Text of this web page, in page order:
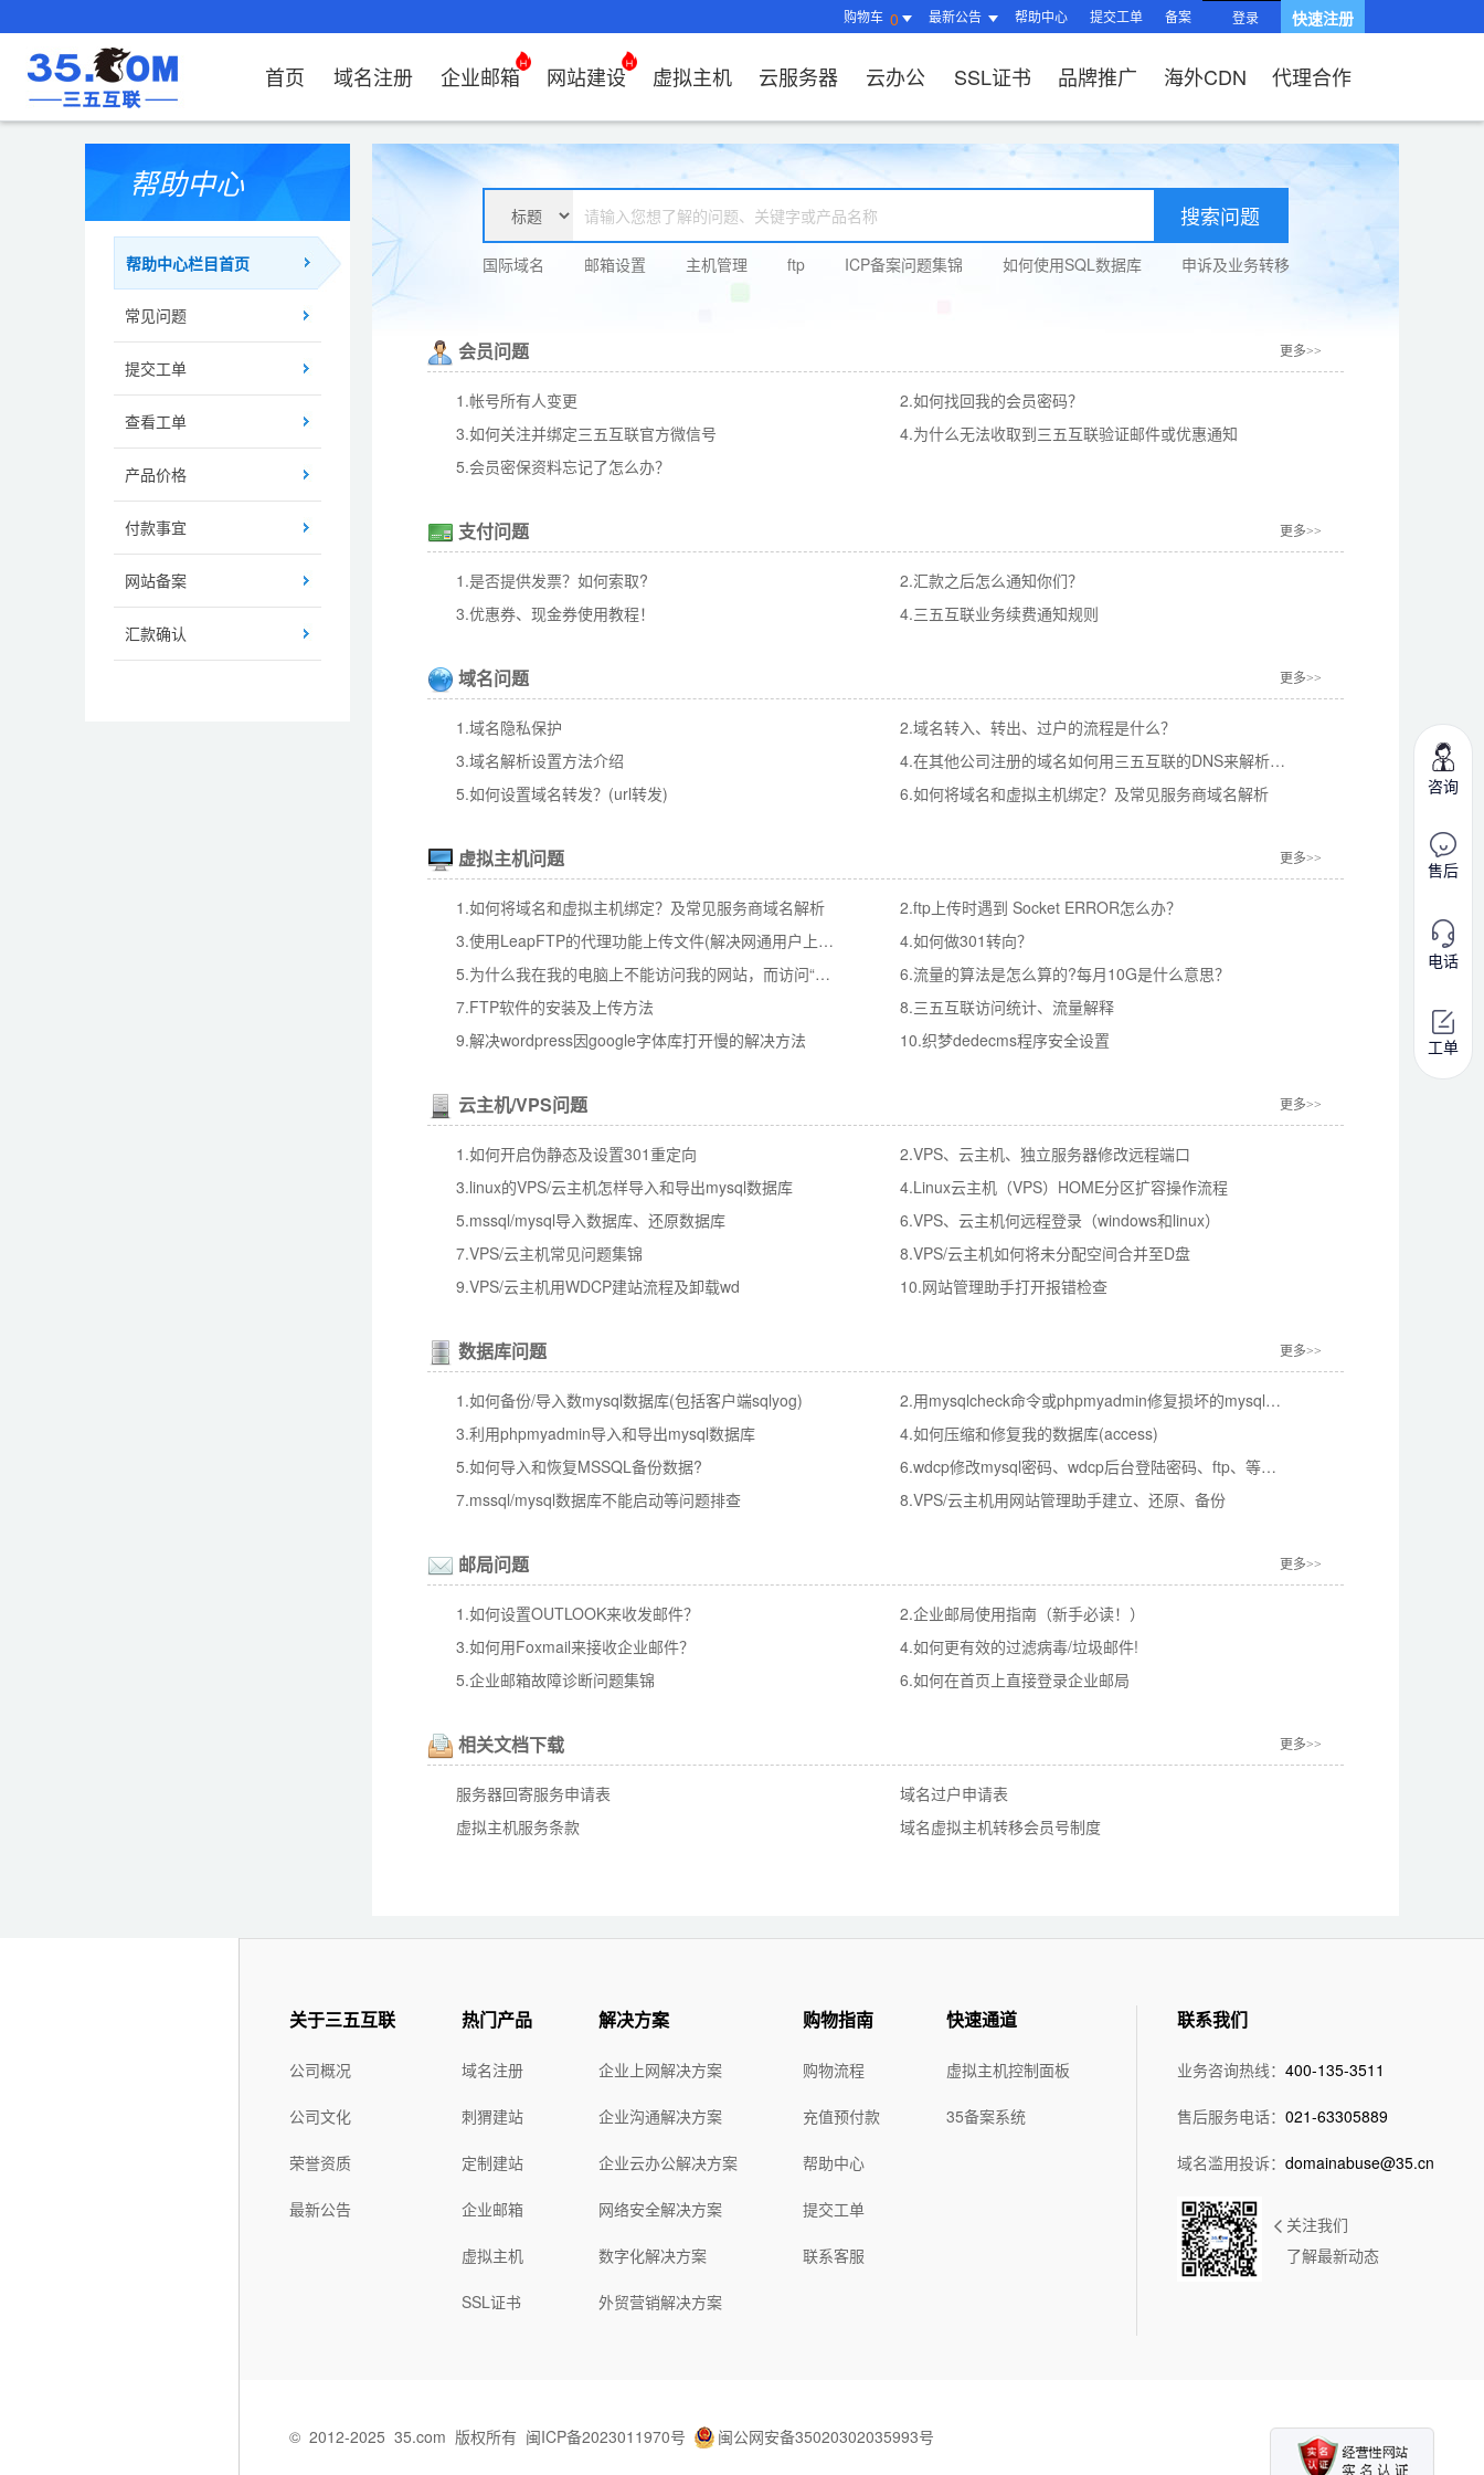
购物车0 最新公告 帮助中心 提交工单 备案 登录 快速注册
首页 域名注册
域名注册
域名价格总览
近期促销
Whois查询
DNS管理器
备案中心
域名转入
企业上网解决方案
域名常见问题
域名注册新手指南
如何购买域名（操作流程）？
域名到期了如何续费？
企业邮箱
企业邮箱
EDM邮件营销
企业云办公解决方案
企业沟通解决方案
企业数字化解决方案
企业邮箱首次登录
邮局解析及客户端设置使用指南
企业邮箱部署SSL证书
网站建设
刺猬响站
微信小程序
定制及品牌建站
谷易搜
SSL证书
海外加速
Google优化&推广
企业上网解决方案
网站建设常见问题
如何管理刺猬响站？
站点访问常见问题
如何设置页面布局与组件渲染
虚拟主机
经济型
全能型
独享型
外贸型
老型号
代理型
企业上网解决方案
虚拟主机常见问题
购买虚拟主机常见问题咨询
如何选择合适的虚拟主机?
虚拟主机购买流程
云服务器
基础版
标准版
高级版
企业上网解决方案
云服务器常见问题
IPV6转换服务
如何购买云服务器
如何选择合适的云服务器
云服务器购买常见问题
云办公
云OA
OKR
人脉云名片
企业上网解决方案
企业云办公解决方案
企业数字化解决方案
什么是OA？
OA有哪些功能？
35OA有什么优势？
SSL证书
SSL证书申请
国密证书申请
DigiCert
GeoTrust
证书选购
证书托管
网络安全解决方案
HTTP和HTTPS有什么
什么是SSL证书？
如何选择SSL证书品
牌？
品牌推广
谷易搜
Google优化&推广
出海社媒运营
外贸数字营销解决
方案
谷易搜产品功能与优势
谷易搜后台操作指南
海外CDN
海外加速
企业上网解决方案
外贸数字营销解决方案
什么是CDN？为什么要用CDN？
如何接入域名？
如何管理加速域名？
代理合作
帮助中心
帮助中心栏目首页
常见问题
提交工单
查看工单
产品价格
付款事宜
网站备案
汇款确认
搜索问题
国际域名 邮箱设置 主机管理 ftp ICP备案问题集锦 如何使用SQL数据库 申诉及业务转移
会员问题 更多>>
1.帐号所有人变更
2.如何找回我的会员密码？
3.如何关注并绑定三五互联官方微信号
4.为什么无法收取到三五互联验证邮件或优惠通知
5.会员密保资料忘记了怎么办？
支付问题 更多>>
1.是否提供发票？如何索取?
2.汇款之后怎么通知你们？
3.优惠券、现金券使用教程！
4.三五互联业务续费通知规则
域名问题 更多>>
1.域名隐私保护
2.域名转入、转出、过户的流程是什么？
3.域名解析设置方法介绍
4.在其他公司注册的域名如何用三五互联的DNS来解析域名？
5.如何设置域名转发？(url转发)
6.如何将域名和虚拟主机绑定？及常见服务商域名解析
虚拟主机问题 更多>>
1.如何将域名和虚拟主机绑定？及常见服务商域名解析
2.ftp上传时遇到 Socket ERROR怎么办？
3.使用LeapFTP的代理功能上传文件(解决网通用户上传慢的问题)
4.如何做301转向？
5.为什么我在我的电脑上不能访问我的网站，而访问“新浪”又可以？
6.流量的算法是怎么算的?每月10G是什么意思？
7.FTP软件的安装及上传方法
8.三五互联访问统计、流量解释
9.解决wordpress因google字体库打开慢的解决方法
10.织梦dedecms程序安全设置
云主机/VPS问题 更多>>
1.如何开启伪静态及设置301重定向
2.VPS、云主机、独立服务器修改远程端口
3.linux的VPS/云主机怎样导入和导出mysql数据库
4.Linux云主机（VPS）HOME分区扩容操作流程
5.mssql/mysql导入数据库、还原数据库
6.VPS、云主机何远程登录（windows和linux）
7.VPS/云主机常见问题集锦
8.VPS/云主机如何将未分配空间合并至D盘
9.VPS/云主机用WDCP建站流程及卸载wd
10.网站管理助手打开报错检查
数据库问题 更多>>
1.如何备份/导入数mysql数据库(包括客户端sqlyog)
2.用mysqlcheck命令或phpmyadmin修复损坏的mysql数据库方法
3.利用phpmyadmin导入和导出mysql数据库
4.如何压缩和修复我的数据库(access)
5.如何导入和恢复MSSQL备份数据?
6.wdcp修改mysql密码、wdcp后台登陆密码、ftp、等常用工具方法
7.mssql/mysql数据库不能启动等问题排查
8.VPS/云主机用网站管理助手建立、还原、备份
邮局问题 更多>>
1.如何设置OUTLOOK来收发邮件？
2.企业邮局使用指南（新手必读！）
3.如何用Foxmail来接收企业邮件？
4.如何更有效的过滤病毒/垃圾邮件!
5.企业邮箱故障诊断问题集锦
6.如何在首页上直接登录企业邮局
相关文档下载 更多>>
服务器回寄服务申请表
域名过户申请表
虚拟主机服务条款
域名虚拟主机转移会员号制度
关于三五互联
公司概况
公司文化
荣誉资质
最新公告
热门产品
域名注册
刺猬建站
定制建站
企业邮箱
虚拟主机
SSL证书
解决方案
企业上网解决方案
企业沟通解决方案
企业云办公解决方案
网络安全解决方案
数字化解决方案
外贸营销解决方案
购物指南
购物流程
充值预付款
帮助中心
提交工单
联系客服
快速通道
虚拟主机控制面板
35备案系统
联系我们
业务咨询热线： 400-135-3511
售后服务电话： 021-63305889
域名滥用投诉： domainabuse@35.cn
关注我们
了解最新动态
© 2012-2025 35.com 版权所有 闽ICP备2023011970号 闽公网安备35020302035993号
咨询
售后
电话
工单